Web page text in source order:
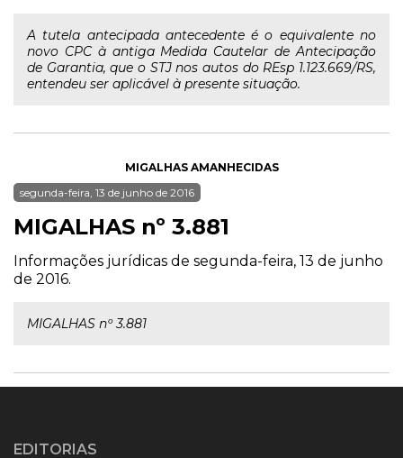
A tutela antecipada antecedente é o equivalente no
novo CPC à antiga Medida Cautelar de Antecipação
de Garantia, que o STJ nos autos do REsp 1.123.669/RS,
entendeu ser aplicável à presente situação.
MIGALHAS AMANHECIDAS
segunda-feira, 13 de junho de 2016
MIGALHAS nº 3.881
Informações jurídicas de segunda-feira, 13 de junho
de 2016.
MIGALHAS nº 3.881
EDITORIAS